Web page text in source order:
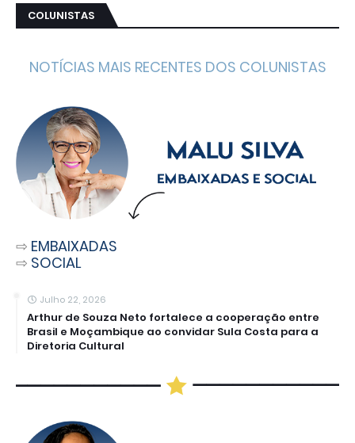
COLUNISTAS
NOTÍCIAS MAIS RECENTES DOS COLUNISTAS
⇨ EMBAIXADAS
⇨ SOCIAL
Julho 22, 2026
Arthur de Souza Neto fortalece a cooperação entre
Brasil e Moçambique ao convidar Sula Costa para a
Diretoria Cultural